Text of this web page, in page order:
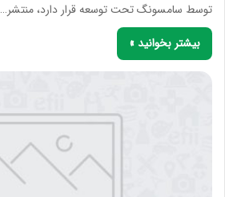
توسط سامسونگ تحت توسعه قرار دارد، منتشر…
بیشتر بخوانید »